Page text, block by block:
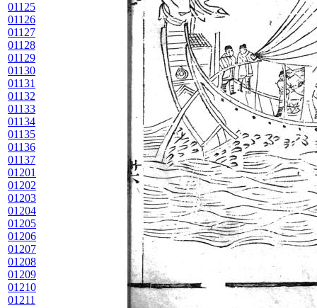
01125
01126
01127
01128
01129
01130
01131
01132
01133
01134
01135
01136
01137
01201
01202
01203
01204
01205
01206
01207
01208
01209
01210
01211